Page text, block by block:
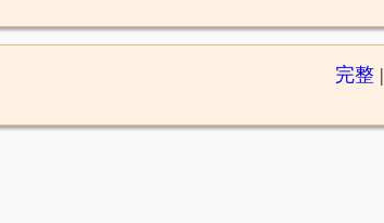
完整|